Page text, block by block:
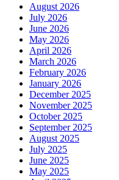
August 2026
July 2026
June 2026
May 2026
April 2026
March 2026
February 2026
January 2026
December 2025
November 2025
October 2025
September 2025
August 2025
July 2025
June 2025
May 2025